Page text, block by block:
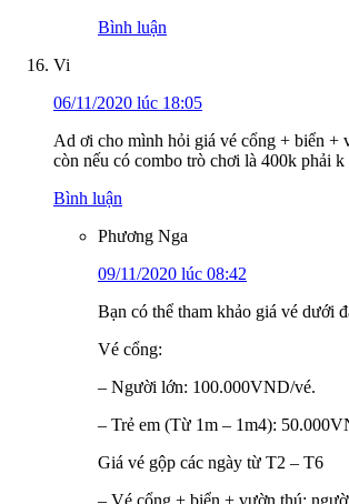
Bình luận
Vi
06/11/2020 lúc 18:05
Ad ơi cho mình hỏi giá vé cổng + biển +
còn nếu có combo trò chơi là 400k phải k
Bình luận
Phương Nga
09/11/2020 lúc 08:42
Bạn có thể tham khảo giá vé dưới
Vé cổng:
– Người lớn: 100.000VND/vé.
– Trẻ em (Từ 1m – 1m4):
Giá vé gộp các ngày từ T2 – T6
– Vé cổng + biển + vườn thú: